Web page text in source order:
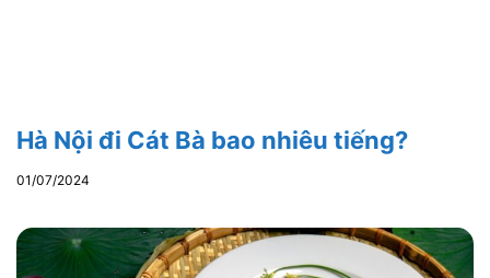
Hà Nội đi Cát Bà bao nhiêu tiếng?
01/07/2024